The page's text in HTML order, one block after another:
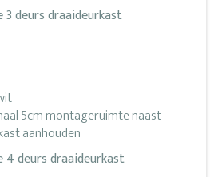
3 deurs draaideurkast
5cm montageruimte naast
aanhouden
4 deurs draaideurkast